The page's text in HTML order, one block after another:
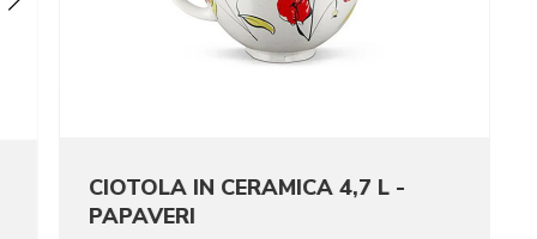
CIOTOLA IN CERAMICA 4,7 L -
PAPAVERI